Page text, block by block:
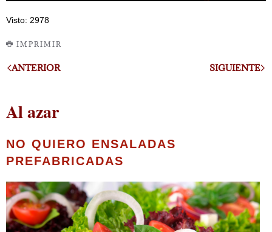
Visto: 2978
IMPRIMIR
ANTERIOR SIGUIENTE
Al azar
NO QUIERO ENSALADAS
PREFABRICADAS